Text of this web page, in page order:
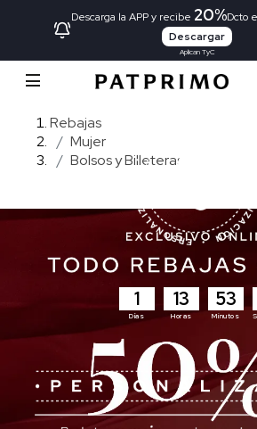
Descarga la APP y recibe 20%Dcto
Descargar
Aplican TyC
Rebajas
Mujer
Bolsos y Billeteras
1
Días
13
Horas
53
Minutos